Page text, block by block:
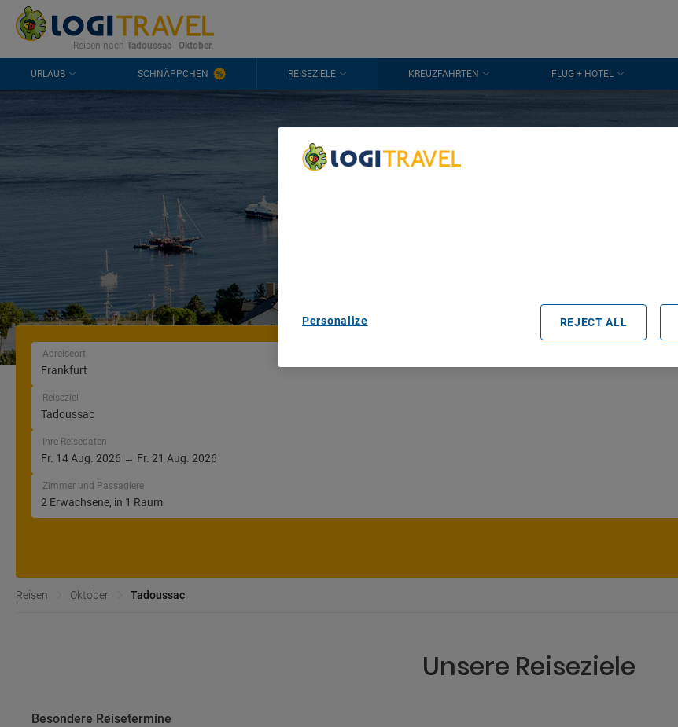
KONTAKT HÄUFIGE FRAGEN 0298 1909 3897
Reisen nach Tadoussac| Oktober.
URLAUB SCHNÄPPCHEN REISEZIELE KREUZFAHRTEN FLUG + HOTEL
Urlaub im
Abreiseort
Reiseziel
Ihre Reisedaten
Zimmer und Passagiere
Reisen Oktober Tadoussac
Unsere Reiseziele
Besondere Reisetermine
Personalize REJECT ALL